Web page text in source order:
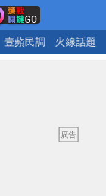
壹蘋民調 火線話題